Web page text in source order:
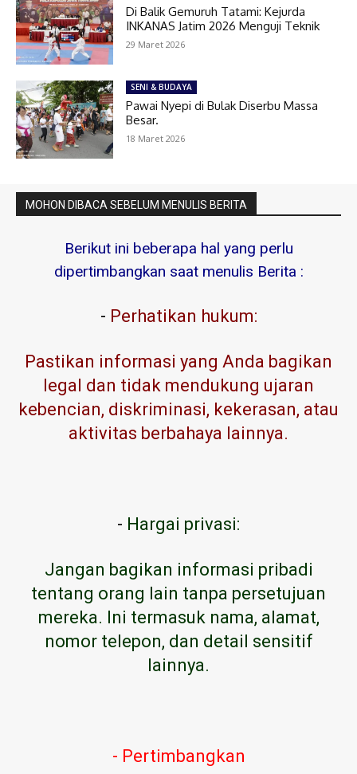
Di Balik Gemuruh Tatami: Kejurda
INKANAS Jatim 2026 Menguji Teknik
29 Maret 2026
SENI & BUDAYA
Pawai Nyepi di Bulak Diserbu Massa
Besar.
18 Maret 2026
MOHON DIBACA SEBELUM MENULIS BERITA
Berikut ini beberapa hal yang perlu
dipertimbangkan saat menulis Berita :
- Perhatikan hukum:
Pastikan informasi yang Anda bagikan
legal dan tidak mendukung ujaran
kebencian, diskriminasi, kekerasan, atau
aktivitas berbahaya lainnya.
- Hargai privasi:
Jangan bagikan informasi pribadi
tentang orang lain tanpa persetujuan
mereka. Ini termasuk nama, alamat,
nomor telepon, dan detail sensitif
lainnya.
- Pertimbangkan